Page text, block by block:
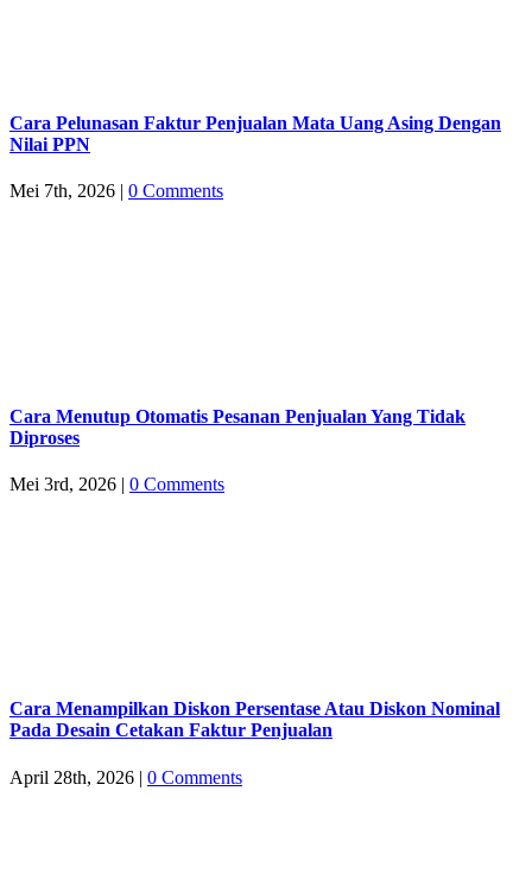
Cara Pelunasan Faktur Penjualan Mata Uang Asing Dengan
Nilai PPN
Mei 7th, 2026 | 0 Comments
Cara Menutup Otomatis Pesanan Penjualan Yang Tidak
Diproses
Mei 3rd, 2026 | 0 Comments
Cara Menampilkan Diskon Persentase Atau Diskon Nominal
Pada Desain Cetakan Faktur Penjualan
April 28th, 2026 | 0 Comments